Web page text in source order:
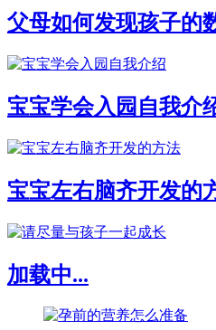
父母如何发现孩子的
宝宝学会入园自我介
宝宝左右脑齐开发的
加载中...